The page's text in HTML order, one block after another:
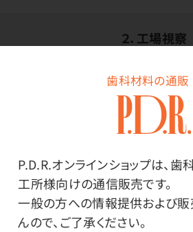
歯科材料の通販
P.D.R.オンラインショップは、歯
工所様向けの通信販売です。
一般の方への情報提供および販
んので、ご了承ください。
２．工場視察